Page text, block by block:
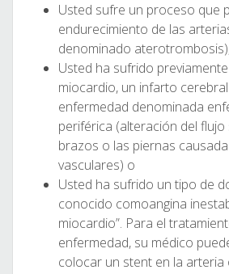
Usted sufre un proceso que
endurecimiento de las
denominado
Usted ha sufrido
miocardio, un infarto
enfermedad denominada
periférica (alteración del
brazos o las piernas
vasculares) o
Usted ha sufrido un tipo de
conocido comoangina
miocardio”. Para el
enfermedad, su médico
colocar un stent en la arteria